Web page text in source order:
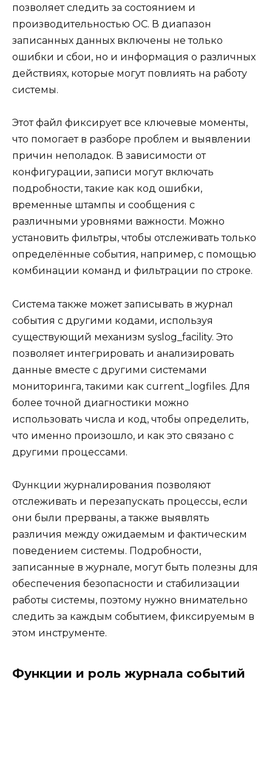
позволяет следить за состоянием и
производительностью ОС. В диапазон
записанных данных включены не только
ошибки и сбои, но и информация о различных
действиях, которые могут повлиять на работу
системы.
Этот файл фиксирует все ключевые моменты,
что помогает в разборе проблем и выявлении
причин неполадок. В зависимости от
конфигурации, записи могут включать
подробности, такие как код ошибки,
временные штампы и сообщения с
различными уровнями важности. Можно
установить фильтры, чтобы отслеживать только
определённые события, например, с помощью
комбинации команд и фильтрации по строке.
Система также может записывать в журнал
события с другими кодами, используя
существующий механизм syslog_facility. Это
позволяет интегрировать и анализировать
данные вместе с другими системами
мониторинга, такими как current_logfiles. Для
более точной диагностики можно
использовать числа и код, чтобы определить,
что именно произошло, и как это связано с
другими процессами.
Функции журналирования позволяют
отслеживать и перезапускать процессы, если
они были прерваны, а также выявлять
различия между ожидаемым и фактическим
поведением системы. Подробности,
записанные в журнале, могут быть полезны для
обеспечения безопасности и стабилизации
работы системы, поэтому нужно внимательно
следить за каждым событием, фиксируемым в
этом инструменте.
Функции и роль журнала событий